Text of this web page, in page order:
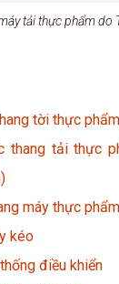
tải thực phẩm do
tời thực
thang tải thực
máy thực
kéo
điều khiển